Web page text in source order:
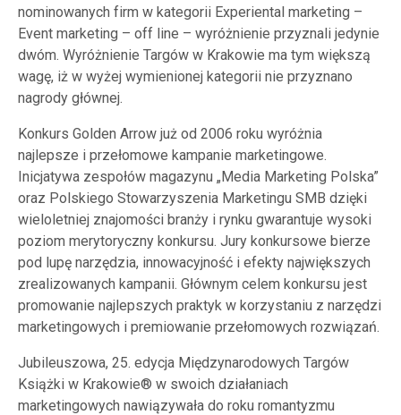
nominowanych firm w kategorii Experiental marketing –
Event marketing – off line – wyróżnienie przyznali jedynie
dwóm. Wyróżnienie Targów w Krakowie ma tym większą
wagę, iż w wyżej wymienionej kategorii nie przyznano
nagrody głównej.
Konkurs Golden Arrow już od 2006 roku wyróżnia
najlepsze i przełomowe kampanie marketingowe.
Inicjatywa zespołów magazynu „Media Marketing Polska”
oraz Polskiego Stowarzyszenia Marketingu SMB dzięki
wieloletniej znajomości branży i rynku gwarantuje wysoki
poziom merytoryczny konkursu. Jury konkursowe bierze
pod lupę narzędzia, innowacyjność i efekty największych
zrealizowanych kampanii. Głównym celem konkursu jest
promowanie najlepszych praktyk w korzystaniu z narzędzi
marketingowych i premiowanie przełomowych rozwiązań.
Jubileuszowa, 25. edycja Międzynarodowych Targów
Książki w Krakowie® w swoich działaniach
marketingowych nawiązywała do roku romantyzmu